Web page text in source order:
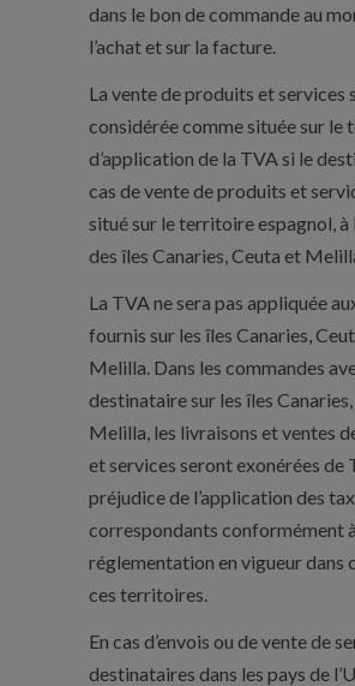
dans le bon de commande au
l’achat et sur la facture.
La vente de produits et services
considérée comme située sur le
d’application de la TVA si le
cas de vente de produits et
situé sur le territoire espagnol, à
des îles Canaries, Ceuta et
La TVA ne sera pas appliquée
fournis sur les îles Canaries,
Melilla. Dans les commandes
destinataire sur les îles
Melilla, les livraisons et ventes
et services seront exonérées de
préjudice de l’application des
correspondants conformément
réglementation en vigueur dans
ces territoires.
En cas d’envois ou de vente de
destinataires dans les pays de